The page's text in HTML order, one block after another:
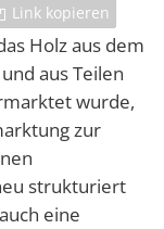
Link kopieren
Holz aus dem
aus Teilen
wurde,
zur
strukturiert
eine